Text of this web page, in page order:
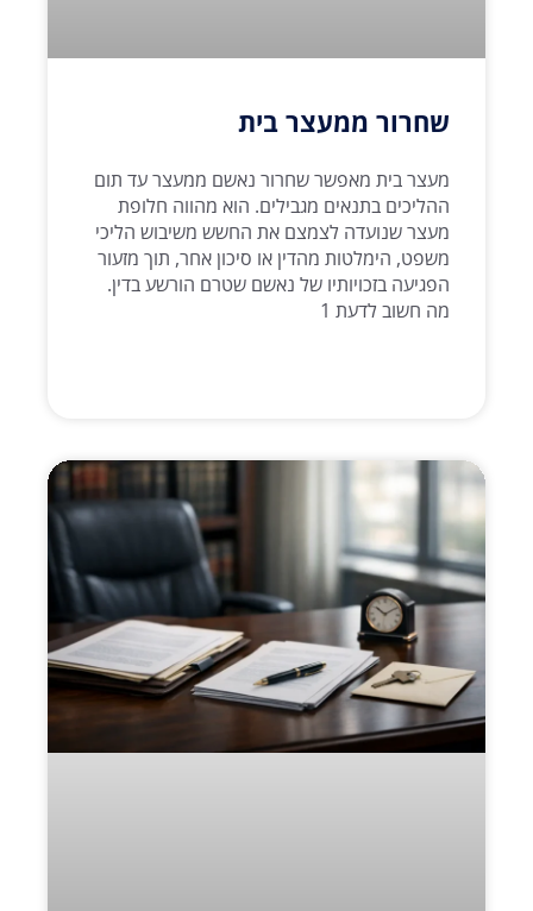
שחרור ממעצר בית
מעצר בית מאפשר שחרור נאשם ממעצר עד תום
ההליכים בתנאים מגבילים. הוא מהווה חלופת
מעצר שנועדה לצמצם את החשש משיבוש הליכי
משפט, הימלטות מהדין או סיכון אחר, תוך מזעור
הפגיעה בזכויותיו של נאשם שטרם הורשע בדין.
מה חשוב לדעת 1